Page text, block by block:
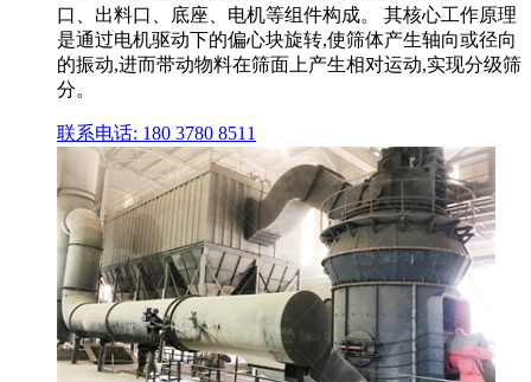
口、出料口、底座、电机等组件构成。 其核心工作原理
是通过电机驱动下的偏心块旋转,使筛体产生轴向或径向
的振动,进而带动物料在筛面上产生相对运动,实现分级筛
分。
联系电话: 180 3780 8511